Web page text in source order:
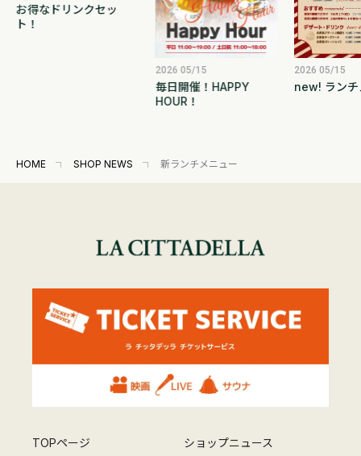
お得なドリンクセッ
ト！
2026 05/15
毎日開催！HAPPY
HOUR！
2026 05/15
new! ランチ
HOME SHOP NEWS 新ランチメニュー
TOPページ
ショップニュース